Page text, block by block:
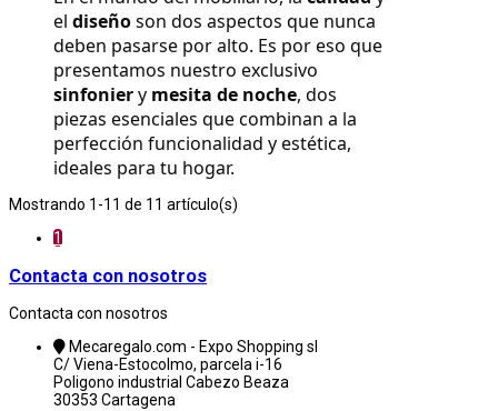
el diseño son dos aspectos que nunca
deben pasarse por alto. Es por eso que
sinfonier y mesita de noche, dos
piezas esenciales que combinan a la
perfección funcionalidad y estética,
ideales para tu hogar.
Mostrando 1-11 de 11 artículo(s)
1
Contacta con nosotros
Contacta con nosotros
Mecaregalo.com - Expo Shopping sl
C/ Viena-Estocolmo, parcela i-16
Poligono industrial Cabezo Beaza
30353 Cartagena